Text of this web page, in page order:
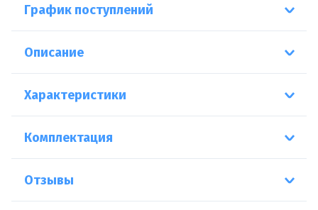
График поступлений
Описание
Характеристики
Комплектация
Отзывы